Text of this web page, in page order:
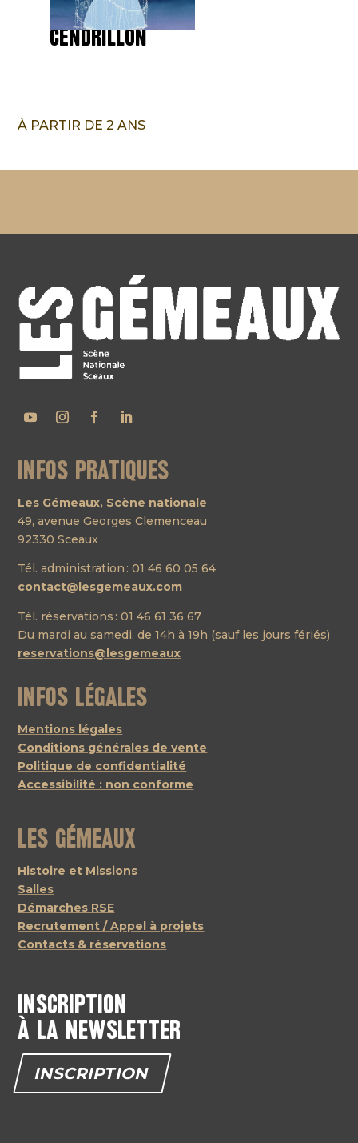
À PARTIR DE 2 ANS
CENDRILLON
Infos pratiques
Les Gémeaux, Scène nationale
49, avenue Georges Clemenceau
92330 Sceaux
Tél. administration : 01 46 60 05 64
contact@lesgemeaux.com
Tél. réservations : 01 46 61 36 67
Du mardi au samedi, de 14h à 19h (sauf les jours fériés)
reservations@lesgemeaux
Infos légales
Mentions légales
Conditions générales de vente
Politique de confidentialité
Accessibilité : non conforme
Les Gémeaux
Histoire et Missions
Salles
Démarches RSE
Recrutement / Appel à projets
Contacts & réservations
Inscription
à la newsletter
INSCRIPTION